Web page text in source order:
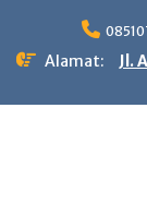
contentAlamat:
Jl.